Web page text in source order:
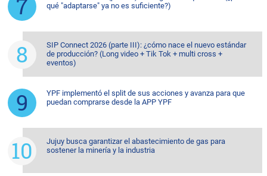
qué "adaptarse" ya no es suficiente?)
SIP Connect 2026 (parte III): ¿cómo nace el nuevo estándar
de producción? (Long video + Tik Tok + multi cross +
eventos)
YPF implementó el split de sus acciones y avanza para que
puedan comprarse desde la APP YPF
Jujuy busca garantizar el abastecimiento de gas para
sostener la minería y la industria